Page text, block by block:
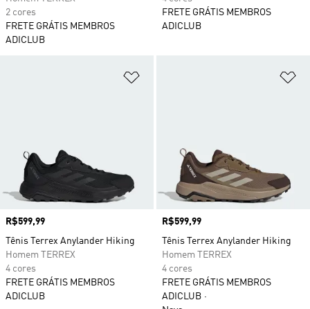
2 cores
FRETE GRÁTIS MEMBROS
ADICLUB
FRETE GRÁTIS MEMBROS
ADICLUB
Preço
R$599,99
Tênis Terrex Anylander Hiking
Homem TERREX
4 cores
FRETE GRÁTIS MEMBROS
ADICLUB
Preço
R$599,99
Tênis Terrex Anylander Hiking
Homem TERREX
4 cores
FRETE GRÁTIS MEMBROS
ADICLUB